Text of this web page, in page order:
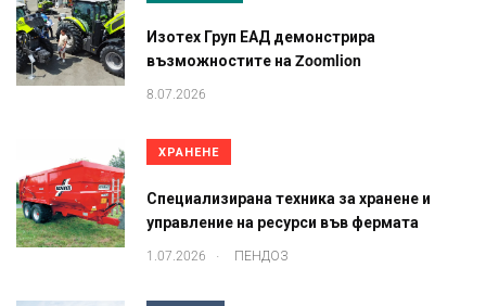
Изотех Груп ЕАД демонстрира
възможностите на Zoomlion
8.07.2026
ХРАНЕНЕ
Специализирана техника за хранене и
управление на ресурси във фермата
1.07.2026 . ПЕНДОЗ